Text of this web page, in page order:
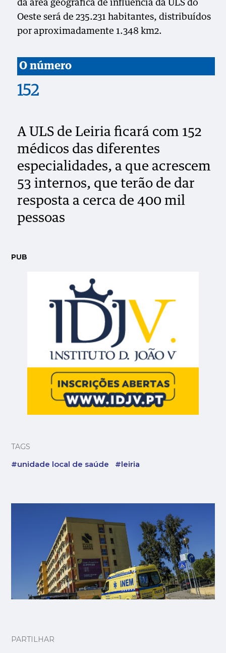
da área geográfica de influência da ULS do
Oeste será de 235.231 habitantes, distribuídos
por aproximadamente 1.348 km2.
O número
152
A ULS de Leiria ficará com 152
médicos das diferentes
especialidades, a que acrescem
53 internos, que terão de dar
resposta a cerca de 400 mil
pessoas
PUB
TAGS
#unidade local de saúde #leiria
PARTILHAR